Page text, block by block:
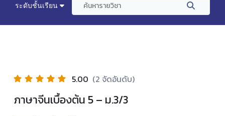
ระดับชั้นเรียน
5.00 (2 จัดอันดับ)
ภาษาจีนเบื้องต้น 5 – ม.3/3